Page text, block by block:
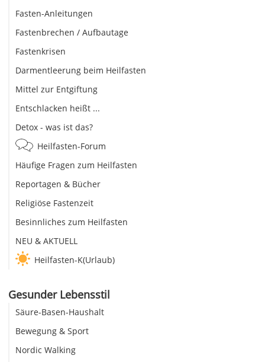
Fasten-Anleitungen
Fastenbrechen / Aufbautage
Fastenkrisen
Darmentleerung beim Heilfasten
Mittel zur Entgiftung
Entschlacken heißt ...
Detox - was ist das?
Heilfasten-Forum
Häufige Fragen zum Heilfasten
Reportagen & Bücher
Religiöse Fastenzeit
Besinnliches zum Heilfasten
NEU & AKTUELL
Heilfasten-K(Urlaub)
Gesunder Lebensstil
Säure-Basen-Haushalt
Bewegung & Sport
Nordic Walking